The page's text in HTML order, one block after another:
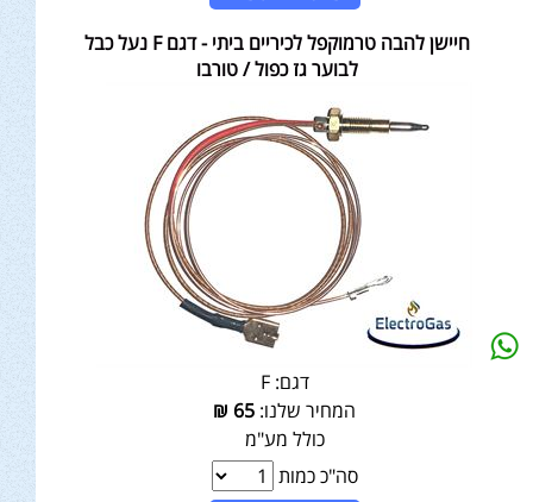
חיישן להבה טרמוקפל לכיריים ביתי - דגם F נעל כבל
לבוער גז כפול / טורבו
דגם: F
המחיר שלנו: 65
₪
כולל מע"מ
סה"כ כמות